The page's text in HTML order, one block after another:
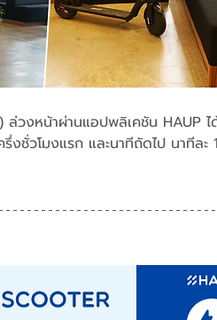
วงหน้าผ่านแอปพลิเคชัน HAUP ไ
ชั่วโมงแรก และนาทีถัดไป นาทีละ